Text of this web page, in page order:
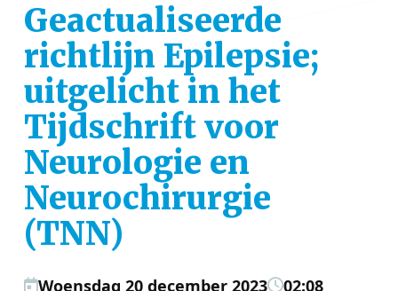
Geactualiseerde
richtlijn Epilepsie;
uitgelicht in het
Tijdschrift voor
Neurologie en
Neurochirurgie
(TNN)
Woensdag 20 december 2023 02:08